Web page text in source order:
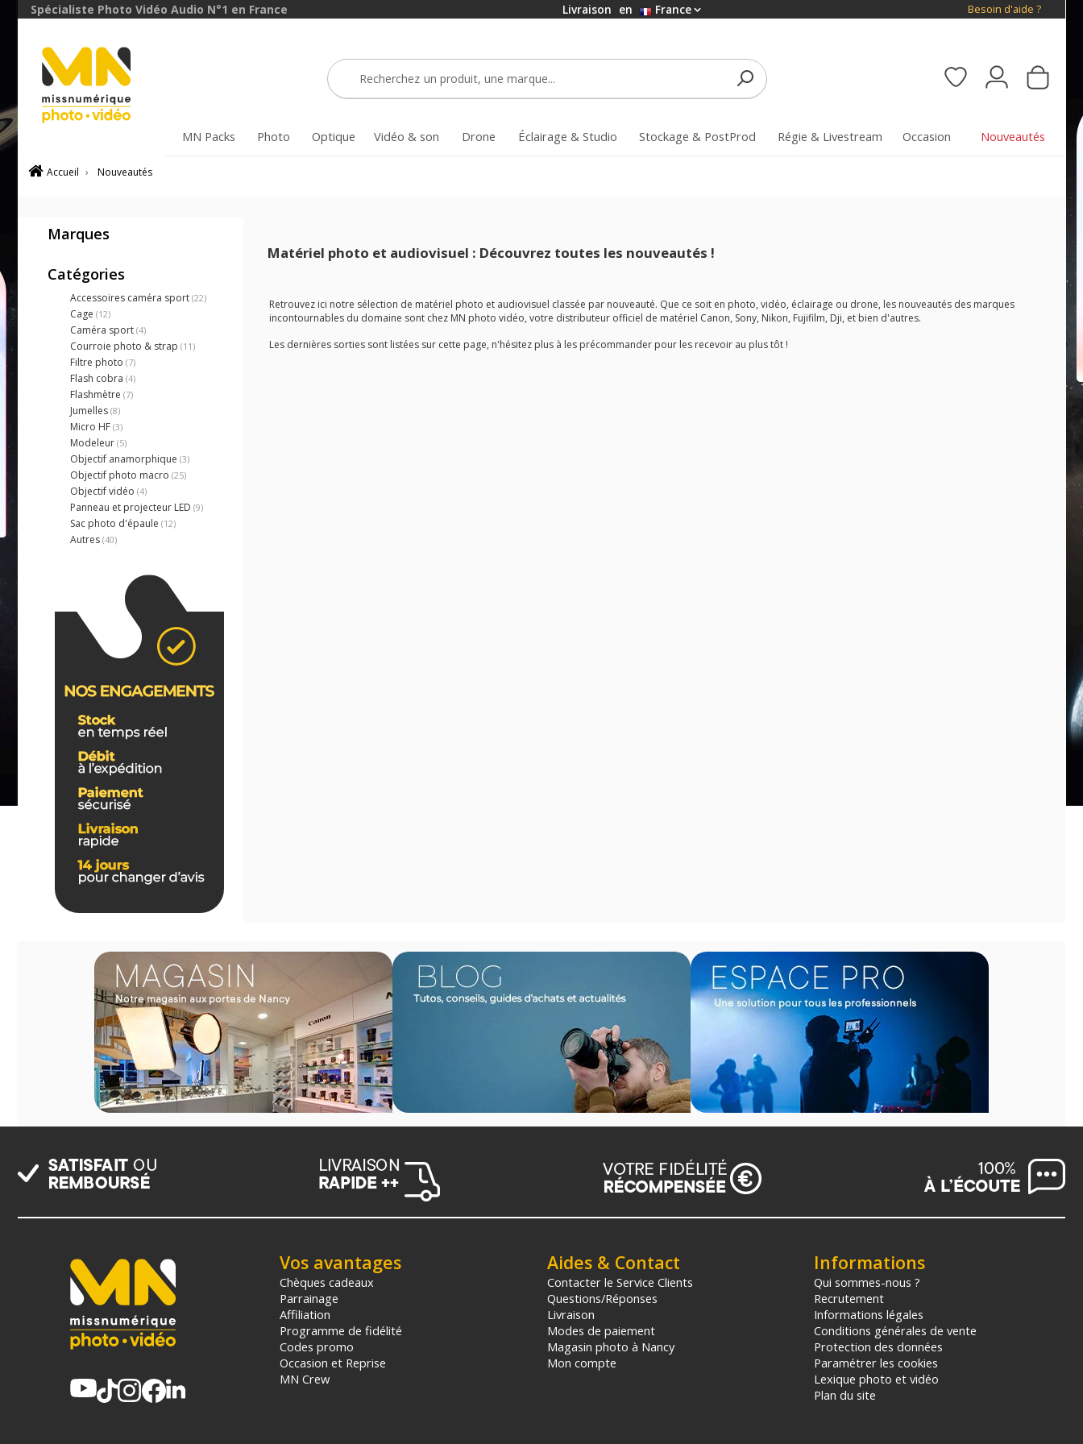
Spécialiste Photo Vidéo Audio N°1 en France Livraison en France Besoin d'aide ?
MN Packs Photo Optique Vidéo & son Drone Éclairage & Studio Stockage & PostProd Régie & Livestream Occasion Nouveautés
Accueil › Nouveautés
Marques
Catégories
Accessoires caméra sport(22)
Cage (12)
Caméra sport(4)
Courroie photo & strap (11)
Filtre photo (7)
Flash cobra (4)
Flashmètre (7)
Jumelles(8)
Micro HF(3)
Modeleur(5)
Objectif anamorphique (3)
Objectif photo macro (25)
Objectif vidéo (4)
Panneau et projecteur LED (9)
Sac photo d'épaule (12)
Autres (40)
Matériel photo et audiovisuel : Découvrez toutes les nouveautés !
Retrouvez ici notre sélection de matériel photo et audiovisuel classée par nouveauté. Que ce soit en photo, vidéo, éclairage ou drone, les nouveautés des marques
incontournables du domaine sont chez MN photo vidéo, votre distributeur officiel de matériel Canon, Sony, Nikon, Fujifilm, Dji, et bien d'autres.
Les dernières sorties sont listées sur cette page, n'hésitez plus à les précommander pour les recevoir au plus tôt !
Vos avantages
Chèques cadeaux
Parrainage
Affiliation
Programme de fidélité
Codes promo
Occasion et Reprise
MN Crew
Aides & Contact
Contacter le Service Clients
Questions/Réponses
Livraison
Modes de paiement
Magasin photo à Nancy
Mon compte
Informations
Qui sommes-nous ?
Recrutement
Informations légales
Conditions générales de vente
Protection des données
Paramétrer les cookies
Lexique photo et vidéo
Plan du site